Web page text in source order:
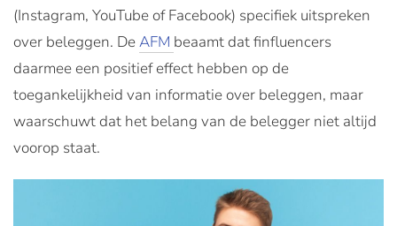
(Instagram, YouTube of Facebook) specifiek uitspreken
over beleggen. DeAFM beaamt dat finfluencers
daarmee een positief effect hebben op de
toegankelijkheid van informatie over beleggen, maar
waarschuwt dat het belang van de belegger niet altijd
voorop staat.